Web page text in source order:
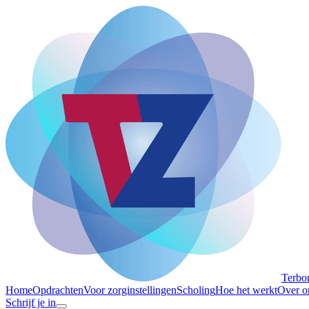
HomeOpdrachtenVoor zorginstellingenScholingHoe het werktOver
Schrijf je in